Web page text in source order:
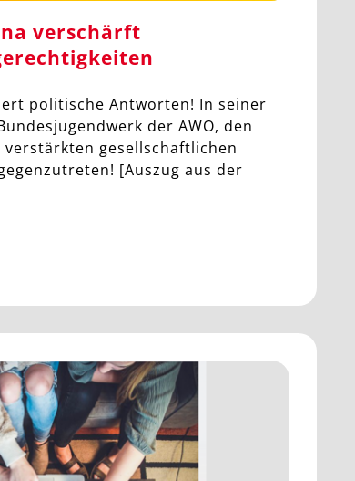
verschärft
politische Antworten! In seiner
der AWO, den
gesellschaftlichen
[Auszug aus der